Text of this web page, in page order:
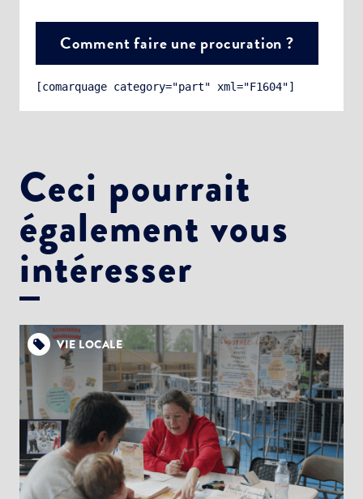
Comment faire une procuration ?
[comarquage category="part" xml="F1604"]
Ceci pourrait
également vous
intéresser
VIE LOCALE
Choisissez votre abonnement :
Alertes Mail
Newsletter Culture